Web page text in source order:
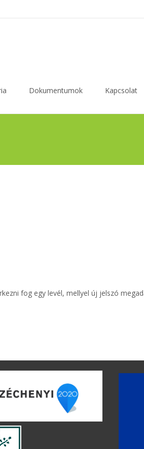
Dokumentumok Kapcsolat
fog egy levél, mellyel új jelszó